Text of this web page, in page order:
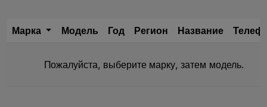
Марка Модель Год Регион Название
Пожалуйста, выберите марку, затем модель.